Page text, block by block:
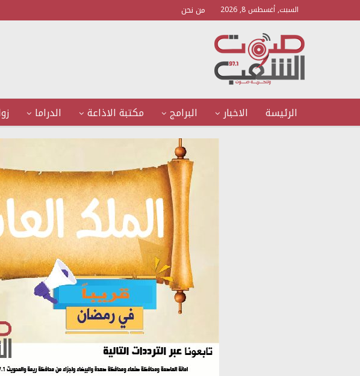
السبت, أغسطس 8, 2026 من نحن
الرئيسة الاخبار البرامج مكتبة الاذاعة الدراما